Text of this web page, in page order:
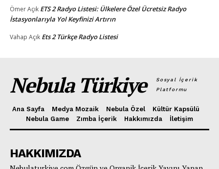
ÖmerAçık ETS 2 Radyo Listesi: Ülkelere Özel Ücretsiz Radyo
İstasyonlarıyla Yol Keyfinizi Artırın
Vahap Açık Ets 2 Türkçe Radyo Listesi
Nebula Türkiye
Sosyal İçerik
Platformu
Ana Sayfa Medya Mozaik Nebula Özel
Kültür Kapsülü
Nebula Game
Zımba İçerik Hakkımızda İletişim
HAKKIMIZDA